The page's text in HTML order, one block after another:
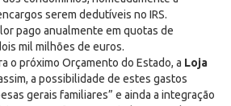
serem dedutíveis no IRS.
pago anualmente em quotas de
mil milhões de euros.
o próximo Orçamento do Estado, a Loja
a possibilidade de estes gastos
gerais familiares” e ainda a integração